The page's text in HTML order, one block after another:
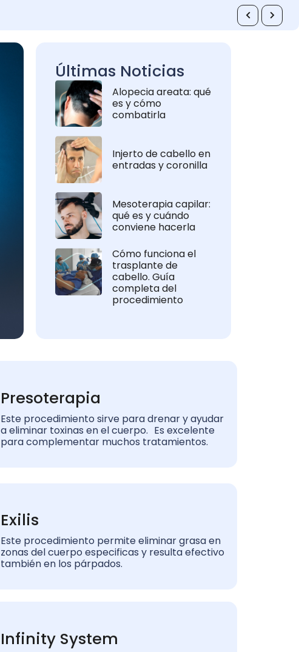
Últimas Noticias
Alopecia areata: qué
es y cómo
combatirla
Injerto de cabello en
entradas y coronilla
Mesoterapia capilar:
qué es y cuándo
conviene hacerla
Cómo funciona el
trasplante de
cabello. Guía
completa del
procedimiento
Presoterapia
Este procedimiento sirve para drenar y ayudar
a eliminar toxinas en el cuerpo. Es excelente
para complementar muchos tratamientos.
Exilis
Este procedimiento permite eliminar grasa en
zonas del cuerpo especificas y resulta efectivo
también en los párpados.
Infinity System